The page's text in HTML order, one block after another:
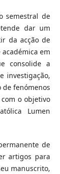
semestral de
dar um
da acção de
em
consolide a
investigação,
de fenómenos
o objetivo
Lumen
de
artigos para
manuscrito,